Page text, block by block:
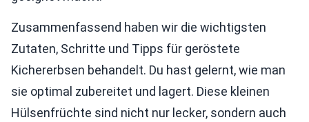
Zusammenfassend haben wir die wichtigsten
Zutaten, Schritte und Tipps für geröstete
Kichererbsen behandelt. Du hast gelernt, wie man
sie optimal zubereitet und lagert. Diese kleinen
Hülsenfrüchte sind nicht nur lecker, sondern auch